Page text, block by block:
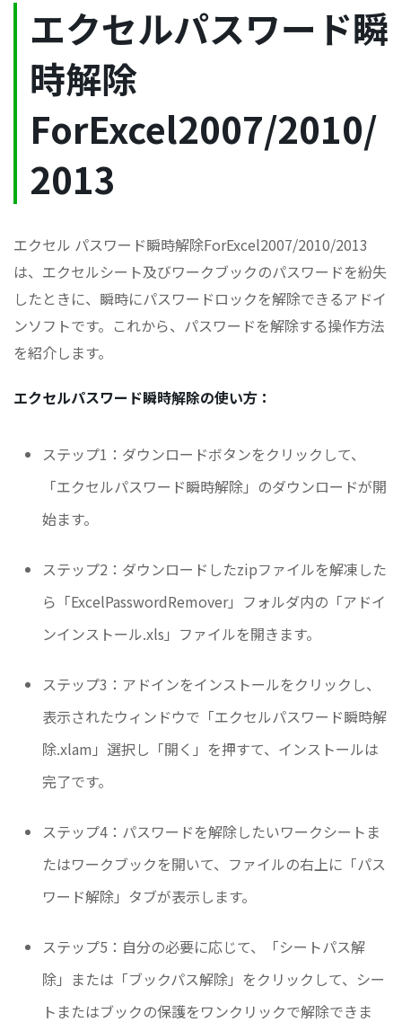
エクセルパスワード瞬
時解除
ForExcel2007/2010/
2013
エクセル パスワード瞬時解除ForExcel2007/2010/2013
は、エクセルシート及びワークブックのパスワードを紛失
したときに、瞬時にパスワードロックを解除できるアドイ
ンソフトです。これから、パスワードを解除する操作方法
を紹介します。
エクセルパスワード瞬時解除の使い方：
ステップ1：ダウンロードボタンをクリックして、
「エクセルパスワード瞬時解除」のダウンロードが開
始ます。
ステップ2：ダウンロードしたzipファイルを解凍した
ら「ExcelPasswordRemover」フォルダ内の「アドイ
ンインストール.xls」ファイルを開きます。
ステップ3：アドインをインストールをクリックし、
表示されたウィンドウで「エクセルパスワード瞬時解
除.xlam」選択し「開く」を押すて、インストールは
完了です。
ステップ4：パスワードを解除したいワークシートま
たはワークブックを開いて、ファイルの右上に「パス
ワード解除」タブが表示します。
ステップ5：自分の必要に応じて、「シートパス解
除」または「ブックパス解除」をクリックして、シー
トまたはブックの保護をワンクリックで解除できま